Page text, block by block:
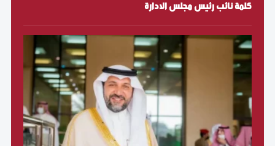
كلمة نائب رئيس مجلس الادارة